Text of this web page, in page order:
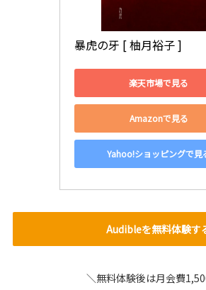
暴虎の牙 [ 柚月裕子 ]
楽天市場で見る
Amazonで見る
Yahoo!ショッピングで見
Audibleを無料体験す
＼無料体験後は月会費